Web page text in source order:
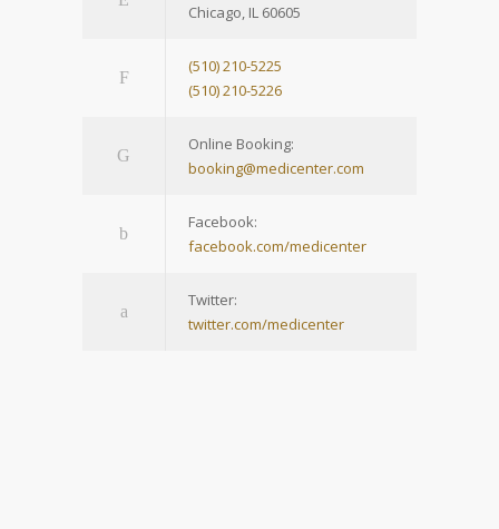
Chicago, IL 60605
(510) 210-5225
(510) 210-5226
Online Booking:
booking@medicenter.com
Facebook:
facebook.com/medicenter
Twitter:
twitter.com/medicenter